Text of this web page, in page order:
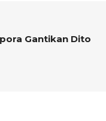
Gantikan Dito